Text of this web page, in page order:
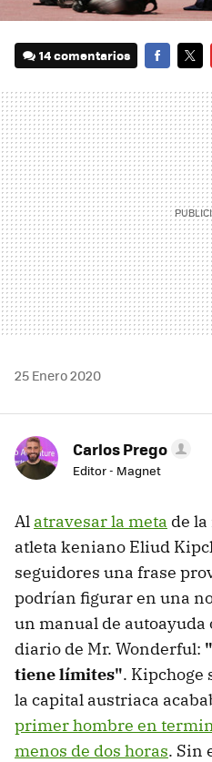
14 comentarios
25 Enero 2020
Carlos Prego
Editor - Magnet
Al atravesar la meta de
atleta keniano Eliud
seguidores una frase
podrían figurar en una
un manual de autoayuda
diario de Mr. Wonderful:
tiene límites". Kipchoge
la capital austriaca
primer hombre en
menos de dos horas. Sin